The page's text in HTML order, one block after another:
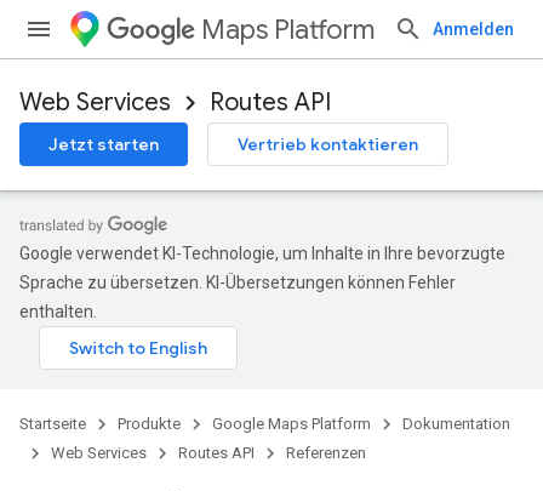
Maps Platform Anmelden
Web Services Routes API
Jetzt starten Vertrieb kontaktieren
Google verwendet KI-Technologie, um Inhalte in Ihre bevorzugte
Sprache zu übersetzen. KI-Übersetzungen können Fehler
enthalten.
Startseite Produkte Google Maps Platform
Dokumentation
Web Services
Routes API Referenzen